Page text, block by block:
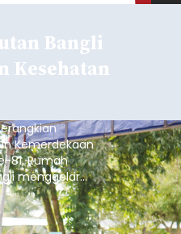
Bangli
Kesehatan
Kemerdekaan
81, Rumah
menggelar
gratis, Rabu